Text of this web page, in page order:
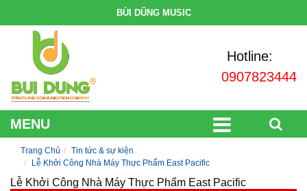
BÙI DŨNG MUSIC
Hotline:
0907823444
MENU
Trang Chủ
Tin tức & sự kiện
Lễ Khởi Công Nhà Máy Thực Phẩm East Pacific
Lễ Khởi Công Nhà Máy Thực Phẩm East Pacific